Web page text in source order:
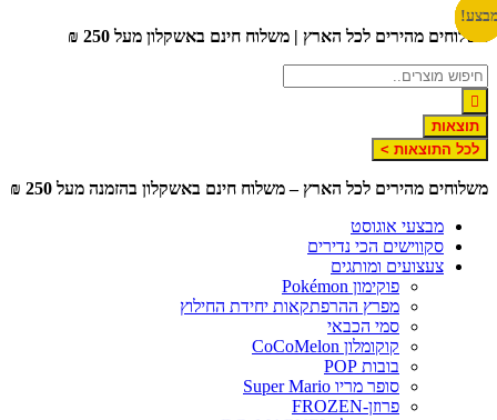
דלג
לתוכן
משלוחים מהירים לכל הארץ | משלוח חינם באשקלון מעל 250 ₪
תוצאות
לכל התוצאות >
משלוחים מהירים לכל הארץ – משלוח חינם באשקלון בהזמנה מעל 250 ₪
מבצעי אוגוסט
סקווישים הכי נדירים
צעצועים ומותגים
פוקימון Pokémon
מפרץ ההרפתקאות יחידת החילוץ
סמי הכבאי
קוקומלון CoCoMelon
בובות POP
סופר מריו Super Mario
פרוזן-FROZEN